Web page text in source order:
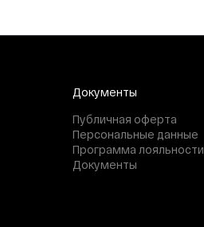
Документы
Публичная оферта
Персональные данные
Программа лояльности
Документы